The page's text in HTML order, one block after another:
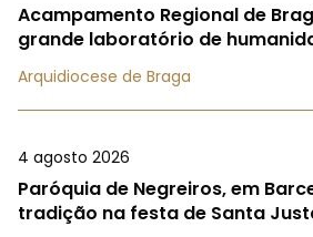
Acampamento Regional de
grande laboratório de
Arquidiocese de Braga
4 agosto 2026
Paróquia de Negreiros, em
tradição na festa de Santa